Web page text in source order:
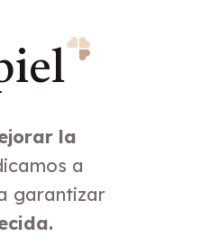
la
a
garantizar